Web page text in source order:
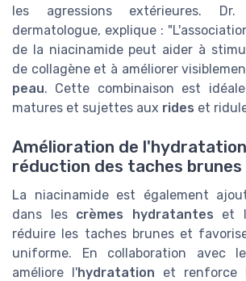
les agressions extérieures.
dermatologue, explique :
de la niacinamide peut aider à
de collagène et à améliorer
peau. Cette combinaison est
matures et sujettes aux rides et
Amélioration de
réduction des taches brunes
La niacinamide est également
dans les crèmes hydratantes et
réduire les taches brunes et
uniforme. En collaboration avec
améliore l'hydratation et renforce